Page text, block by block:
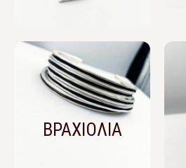
ΒΡΑΧΙΟΛΙΑ